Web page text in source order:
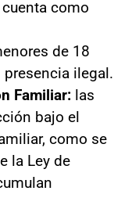
como
de 18
ilegal.
Familiar: las
bajo el
como se
la Ley de